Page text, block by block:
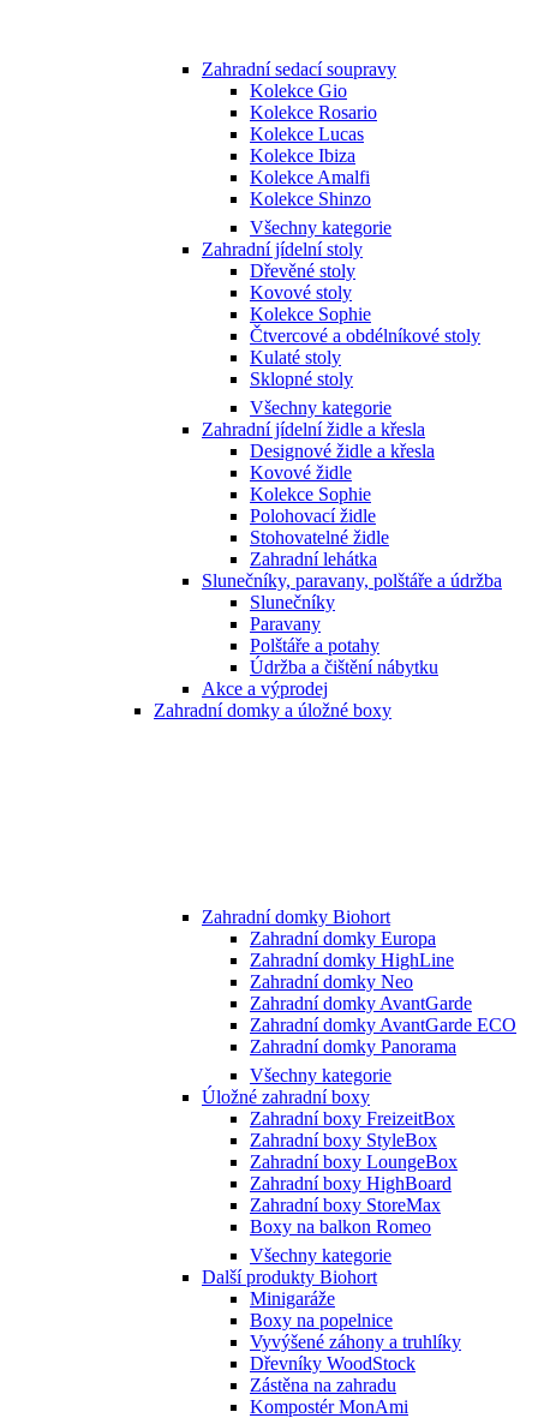
Zahradní sedací soupravy
Kolekce Gio
Kolekce Rosario
Kolekce Lucas
Kolekce Ibiza
Kolekce Amalfi
Kolekce Shinzo
Všechny kategorie
Zahradní jídelní stoly
Dřevěné stoly
Kovové stoly
Kolekce Sophie
Čtvercové a obdélníkové stoly
Kulaté stoly
Sklopné stoly
Všechny kategorie
Zahradní jídelní židle a křesla
Designové židle a křesla
Kovové židle
Kolekce Sophie
Polohovací židle
Stohovatelné židle
Zahradní lehátka
Slunečníky, paravany, polštáře a údržba
Slunečníky
Paravany
Polštáře a potahy
Údržba a čištění nábytku
Akce a výprodej
Zahradní domky a úložné boxy
Zahradní domky Biohort
Zahradní domky Europa
Zahradní domky HighLine
Zahradní domky Neo
Zahradní domky AvantGarde
Zahradní domky AvantGarde ECO
Zahradní domky Panorama
Všechny kategorie
Úložné zahradní boxy
Zahradní boxy FreizeitBox
Zahradní boxy StyleBox
Zahradní boxy LoungeBox
Zahradní boxy HighBoard
Zahradní boxy StoreMax
Boxy na balkon Romeo
Všechny kategorie
Další produkty Biohort
Minigaráže
Boxy na popelnice
Vyvýšené záhony a truhlíky
Dřevníky WoodStock
Zástěna na zahradu
Kompostér MonAmi